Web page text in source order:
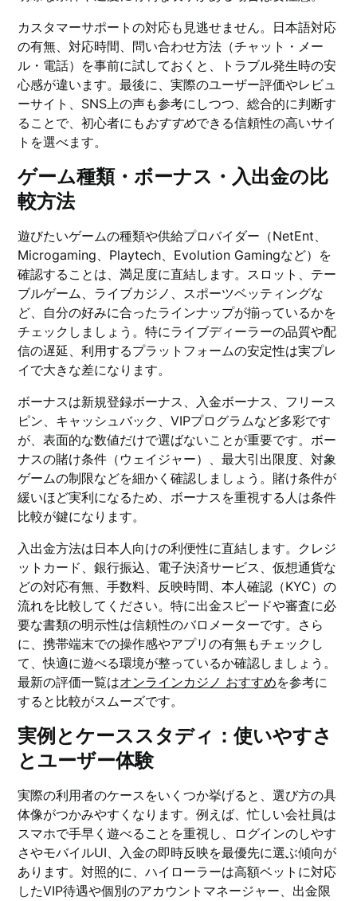
カスタマーサポートの対応も見逃せません。日本語対応
の有無、対応時間、問い合わせ方法（チャット・メー
ル・電話）を事前に試しておくと、トラブル発生時の安
心感が違います。最後に、実際のユーザー評価やレビュ
ーサイト、SNS上の声も参考にしつつ、総合的に判断す
ることで、初心者にもおすすめできる信頼性の高いサイ
トを選べます。
ゲーム種類・ボーナス・入出金の比
較方法
遊びたいゲームの種類や供給プロバイダー（NetEnt、
Microgaming、Playtech、Evolution Gamingなど）を
確認することは、満足度に直結します。スロット、テー
ブルゲーム、ライブカジノ、スポーツベッティングな
ど、自分の好みに合ったラインナップが揃っているかを
チェックしましょう。特にライブディーラーの品質や配
信の遅延、利用するプラットフォームの安定性は実プレ
イで大きな差になります。
ボーナスは新規登録ボーナス、入金ボーナス、フリース
ピン、キャッシュバック、VIPプログラムなど多彩です
が、表面的な数値だけで選ばないことが重要です。ボー
ナスの賭け条件（ウェイジャー）、最大引出限度、対象
ゲームの制限などを細かく確認しましょう。賭け条件が
緩いほど実利になるため、ボーナスを重視する人は条件
比較が鍵になります。
入出金方法は日本人向けの利便性に直結します。クレジ
ットカード、銀行振込、電子決済サービス、仮想通貨な
どの対応有無、手数料、反映時間、本人確認（KYC）の
流れを比較してください。特に出金スピードや審査に必
要な書類の明示性は信頼性のバロメーターです。さら
に、携帯端末での操作感やアプリの有無もチェックし
て、快適に遊べる環境が整っているか確認しましょう。
最新の評価一覧はオンラインカジノ おすすめを参考に
すると比較がスムーズです。
実例とケーススタディ：使いやすさ
とユーザー体験
実際の利用者のケースをいくつか挙げると、選び方の具
体像がつかみやすくなります。例えば、忙しい会社員は
スマホで手早く遊べることを重視し、ログインのしやす
さやモバイルUI、入金の即時反映を最優先に選ぶ傾向が
あります。対照的に、ハイローラーは高額ベットに対応
したVIP待遇や個別のアカウントマネージャー、出金限